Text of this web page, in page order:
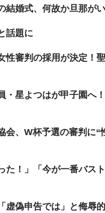
結婚式、何故か旦那が
話題に
性審判の採用が決定！
・星よつはが甲子園へ
会、W杯予選の審判
た！」「今が一番バス
虚偽申告では」と侮辱